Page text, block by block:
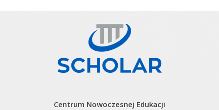
Centrum Nowoczesnej Edukacji